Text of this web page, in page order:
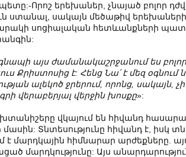
Որոշ երեխաներ, չնայած բոլոր
ստանալ, սակայն մեծաթիվ
սոցիալական հետևանքների
այս ժամանակաշրջանում ես
Քրիստոսից է: Հենց Նա՛ է մեզ օգնում
ալեկոծ ջրերում, որոնց, սակայն,
վերաբերյալ վերջին խոսքը»:
վկայում են հիվանդ
մասին: Տնտեսությունը հիվանդ է,
է մարդկային հիմնարար արժեքները.
մարդկությունը: Այս